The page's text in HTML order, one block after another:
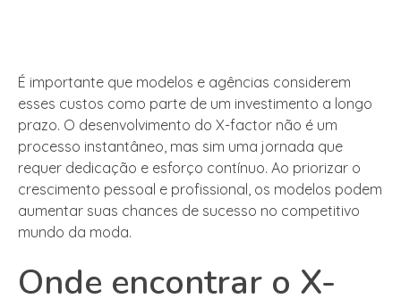
É importante que modelos e agências considerem
esses custos como parte de um investimento a longo
prazo. O desenvolvimento do X-factor não é um
processo instantâneo, mas sim uma jornada que
requer dedicação e esforço contínuo. Ao priorizar o
crescimento pessoal e profissional, os modelos podem
aumentar suas chances de sucesso no competitivo
mundo da moda.
Onde encontrar o X-